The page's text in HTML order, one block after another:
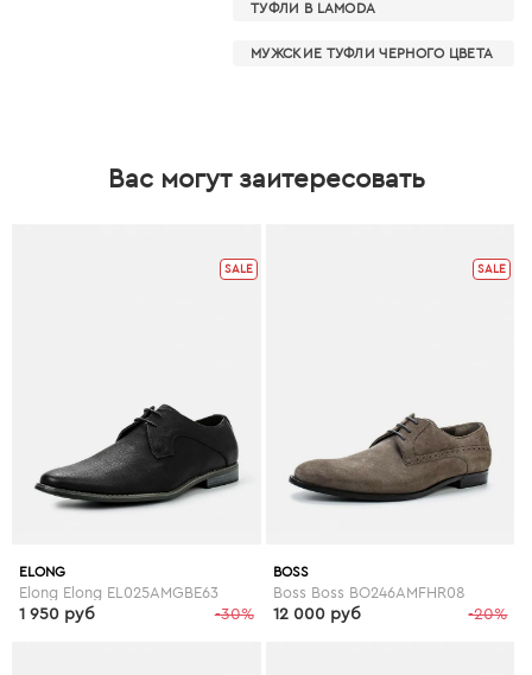
ТУФЛИ В LAMODA
МУЖСКИЕ ТУФЛИ ЧЕРНОГО ЦВЕТА
Вас могут заитересовать
SALE
ELONG
Elong Elong EL025AMGBE63
-30%
1 950 руб
SALE
BOSS
Boss Boss BO246AMFHR08
-20%
12 000 руб